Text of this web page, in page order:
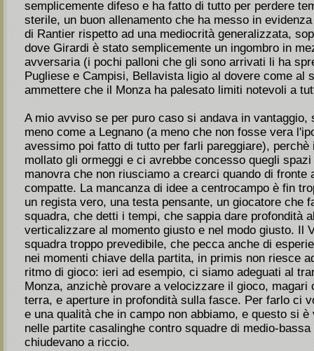
semplicemente difeso e ha fatto di tutto per perdere
sterile, un buon allenamento che ha messo in
di Rantier rispetto ad una mediocrità generalizzata,
dove Girardi è stato semplicemente un ingombro in
avversaria (i pochi palloni che gli sono arrivati li ha
Pugliese e Campisi, Bellavista ligio al dovere come al
ammettere che il Monza ha palesato limiti notevoli a
A mio avviso se per puro caso si andava in vantaggio,
meno come a Legnano (a meno che non fosse vera
avessimo poi fatto di tutto per farli pareggiare), perchè
mollato gli ormeggi e ci avrebbe concesso quegli
manovra che non riusciamo a crearci quando di fronte
compatte. La mancanza di idee a centrocampo è fin
un regista vero, una testa pensante, un giocatore che
squadra, che detti i tempi, che sappia dare profondità
verticalizzare al momento giusto e nel modo giusto. Il
squadra troppo prevedibile, che pecca anche di
nei momenti chiave della partita, in primis non riesce
ritmo di gioco: ieri ad esempio, ci siamo adeguati al
Monza, anzichè provare a velocizzare il gioco, magari
terra, e aperture in profondità sulla fasce. Per farlo ci
e una qualità che in campo non abbiamo, e questo si
nelle partite casalinghe contro squadre di medio-
chiudevano a riccio.